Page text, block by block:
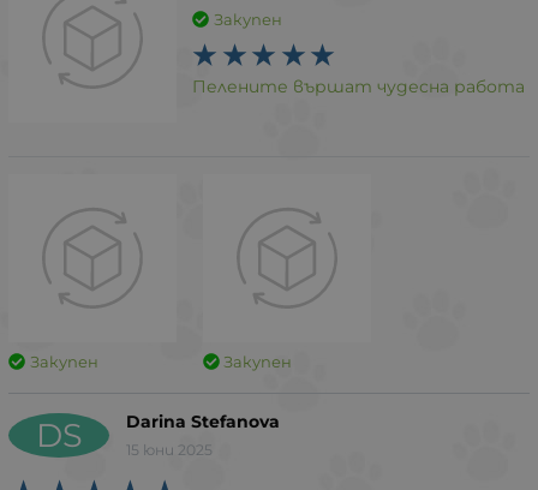
Закупен
Пелените вършат чудесна работа
Закупен Закупен
DS Darina Stefanova
15 юни 2025